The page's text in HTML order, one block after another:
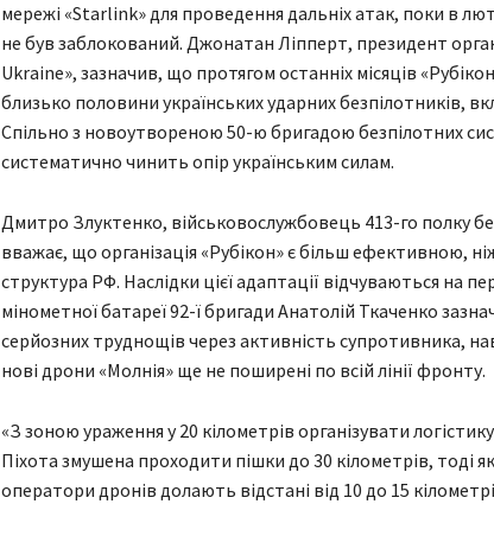
мережі «Starlink» для проведення дальніх атак, поки в
не був заблокований. Джонатан Ліпперт, президент
Ukraine», зазначив, що протягом останніх місяців
близько половини українських ударних безпілотників,
Спільно з новоутвореною 50-ю бригадою безпілотних
систематично чинить опір українським силам.
Дмитро Злуктенко, військовослужбовець 413-го полку
вважає, що організація «Рубікон» є більш ефективною,
структура РФ. Наслідки цієї адаптації відчуваються на
мінометної батареї 92-ї бригади Анатолій Ткаченко
серйозних труднощів через активність супротивника,
нові дрони «Молнія» ще не поширені по всій лінії фронту.
«З зоною ураження у 20 кілометрів організувати
Піхота змушена проходити пішки до 30 кілометрів, тоді
оператори дронів долають відстані від 10 до 15